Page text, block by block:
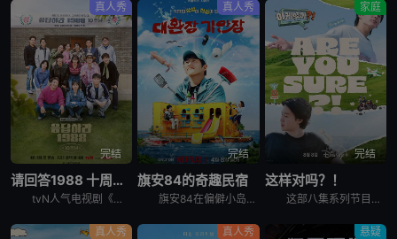
真人秀
完结
请回答1988 十周年MT
tvN人气电视剧《请回答1988》主演们为迎接10周年而出发的两天一夜旅行，大家聚在一起按照电视剧的主题，穿搭了符合1988年的时代发型和服装风格。
真人秀
完结
旗安84的奇趣民宿
旗安84在偏僻小岛上开设让人逃离烦嚣的另类民宿，由防弹少年团Jin和池艺恩带领客人进行有趣的冒险，过程中也少不了各种爆笑的突发状况。
家庭
完结
这样对吗？！
这部八集系列节目拍摄于2023年，在朴智旻和田柾国入伍韩国军队之前，它记录了两人前往三个标志性全球目的地的旅行：美国纽约州、韩国济州岛和日本札幌。 &nbsp; &nbsp; &nbsp; &nb
真人秀 真人秀 悬疑